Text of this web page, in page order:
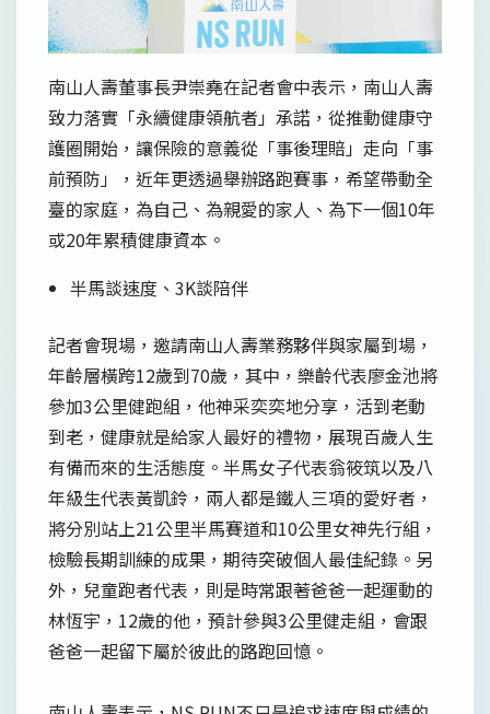
南山人壽董事長尹崇堯在記者會中表示，南山人壽
致力落實「永續健康領航者」承諾，從推動健康守
護圈開始，讓保險的意義從「事後理賠」走向「事
前預防」，近年更透過舉辦路跑賽事，希望帶動全
臺的家庭，為自己、為親愛的家人、為下一個10年
或20年累積健康資本。
半馬談速度、3K談陪伴
記者會現場，邀請南山人壽業務夥伴與家屬到場，
年齡層橫跨12歲到70歲，其中，樂齡代表廖金池將
參加3公里健跑組，他神采奕奕地分享，活到老動
到老，健康就是給家人最好的禮物，展現百歲人生
有備而來的生活態度。半馬女子代表翁筱筑以及八
年級生代表黃凱鈴，兩人都是鐵人三項的愛好者，
將分別站上21公里半馬賽道和10公里女神先行組，
檢驗長期訓練的成果，期待突破個人最佳紀錄。另
外，兒童跑者代表，則是時常跟著爸爸一起運動的
林恆宇，12歲的他，預計參與3公里健走組，會跟
爸爸一起留下屬於彼此的路跑回憶。